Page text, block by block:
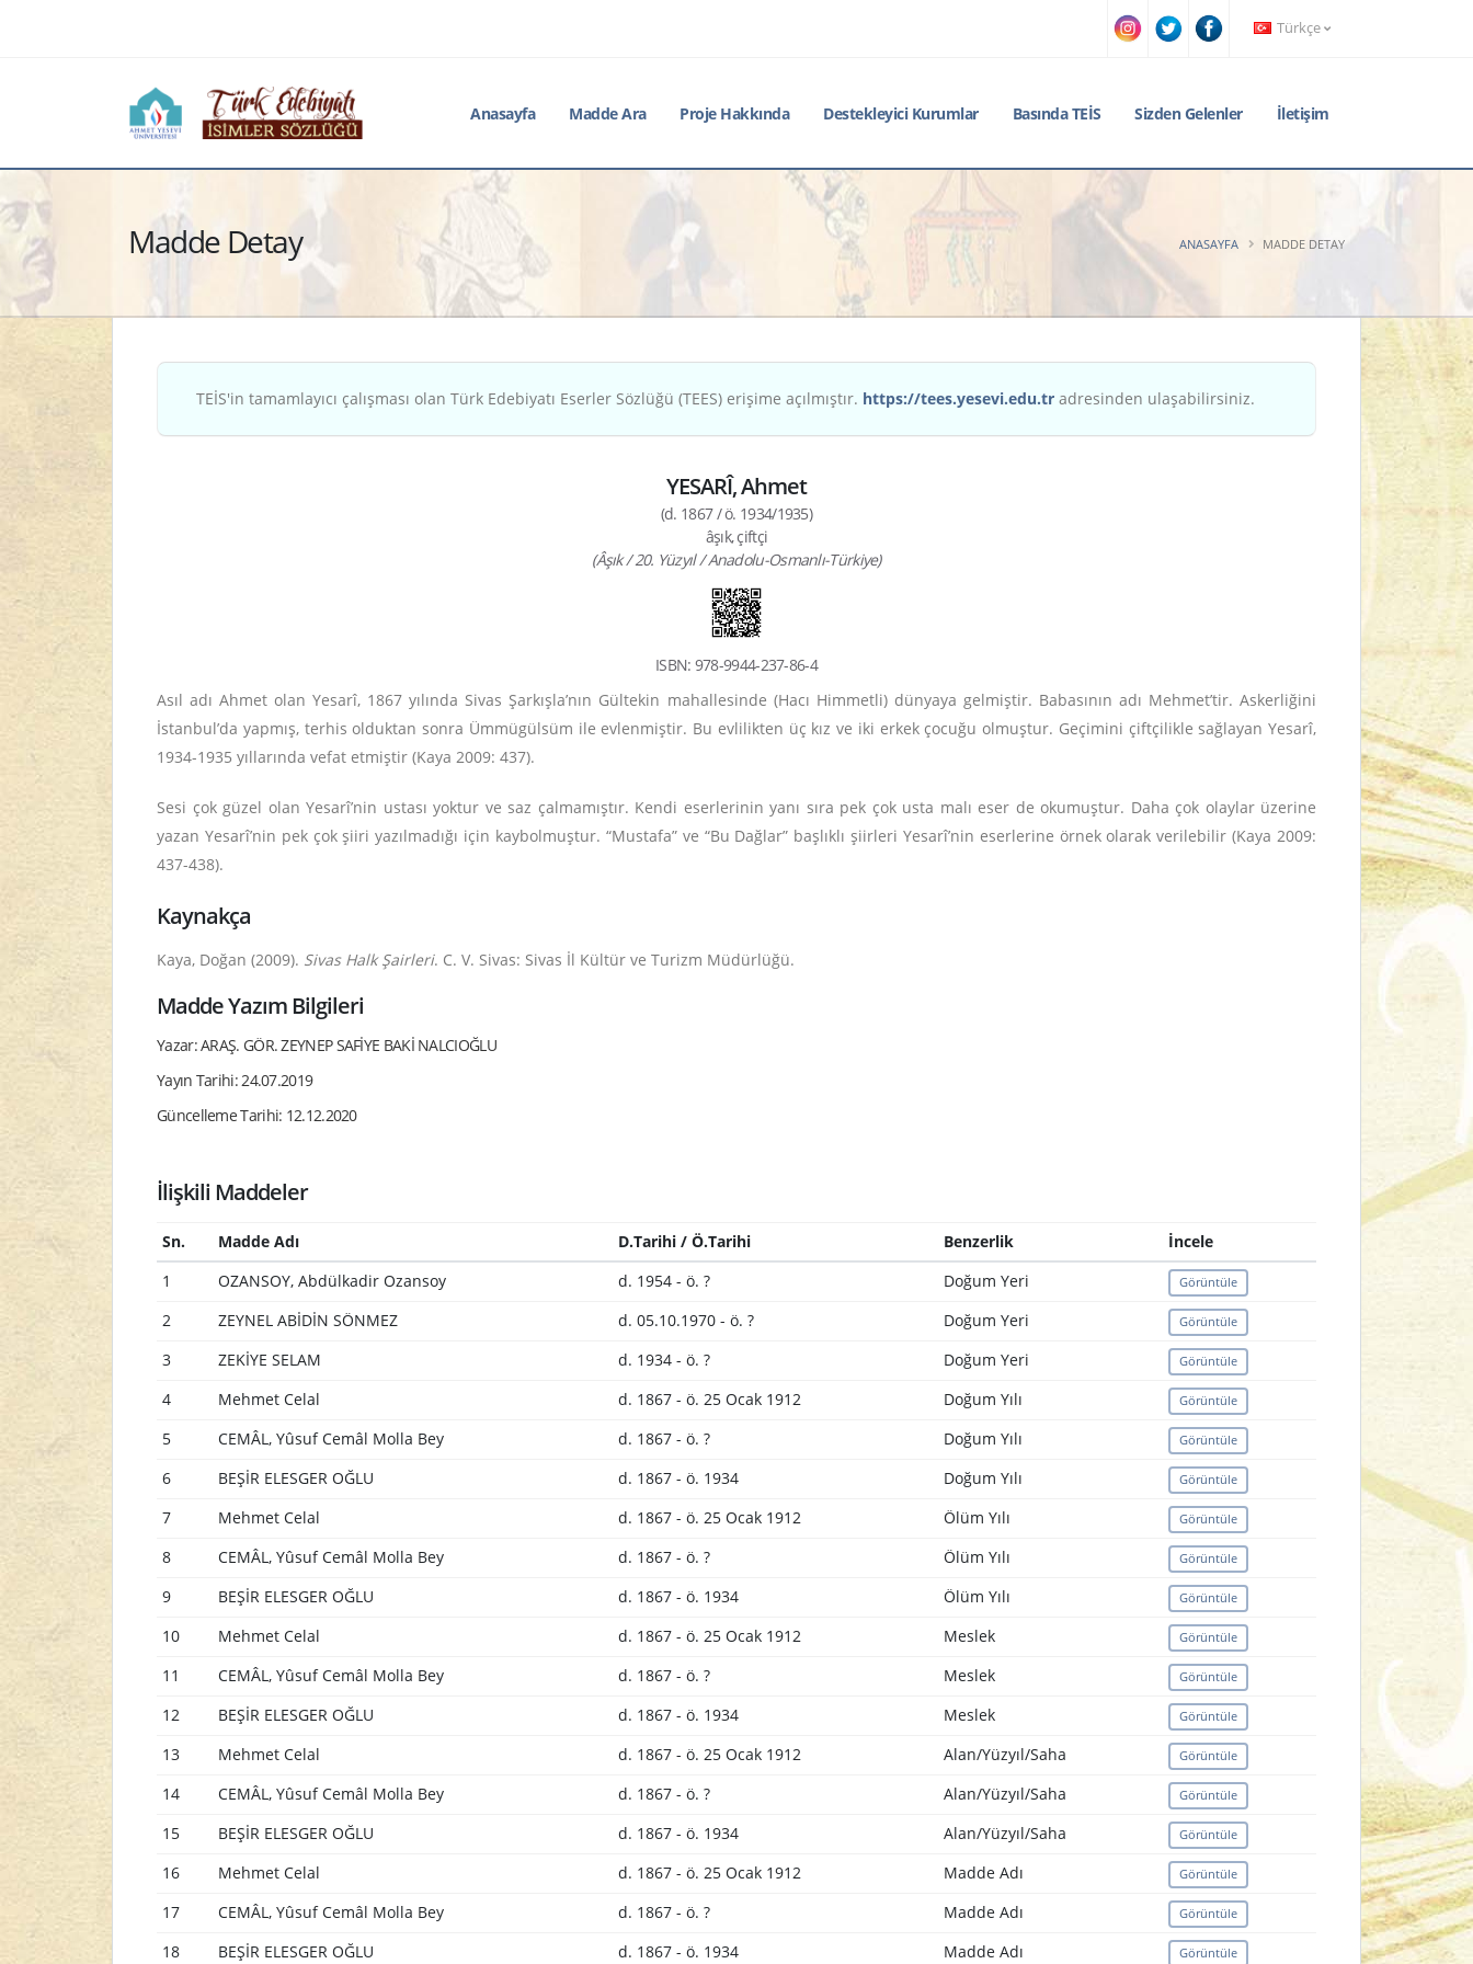
Türkçe
Anasayfa Madde Ara Proje Hakkında Destekleyici Kurumlar Basında TEİS Sizden Gelenler İletişim
Madde Detay ANASAYFA MADDE DETAY
TEİS'in tamamlayıcı çalışması olan Türk Edebiyatı Eserler Sözlüğü (TEES) erişime açılmıştır. https://tees.yesevi.edu.tr adresinden ulaşabilirsiniz.
YESARÎ, Ahmet
(d. 1867 / ö. 1934/1935)
âşık, çiftçi
(Âşık / 20. Yüzyıl / Anadolu-Osmanlı-Türkiye)
ISBN: 978-9944-237-86-4
Asıl adı Ahmet olan Yesarî, 1867 yılında Sivas Şarkışla’nın Gültekin mahallesinde (Hacı Himmetli) dünyaya gelmiştir. Babasının adı Mehmet’tir. Askerliğini
İstanbul’da yapmış, terhis olduktan sonra Ümmügülsüm ile evlenmiştir. Bu evlilikten üç kız ve iki erkek çocuğu olmuştur. Geçimini çiftçilikle sağlayan Yesarî,
1934-1935 yıllarında vefat etmiştir (Kaya 2009: 437).
Sesi çok güzel olan Yesarî’nin ustası yoktur ve saz çalmamıştır. Kendi eserlerinin yanı sıra pek çok usta malı eser de okumuştur. Daha çok olaylar üzerine
yazan Yesarî’nin pek çok şiiri yazılmadığı için kaybolmuştur. “Mustafa” ve “Bu Dağlar” başlıklı şiirleri Yesarî’nin eserlerine örnek olarak verilebilir (Kaya 2009:
437-438).
Kaynakça
Kaya, Doğan (2009). Sivas Halk Şairleri. C. V. Sivas: Sivas İl Kültür ve Turizm Müdürlüğü.
Madde Yazım Bilgileri
Yazar: ARAŞ. GÖR. ZEYNEP SAFİYE BAKİ NALCIOĞLU
Yayın Tarihi: 24.07.2019
Güncelleme Tarihi: 12.12.2020
İlişkili Maddeler
Sn. Madde Adı D.Tarihi / Ö.Tarihi Benzerlik
İncele
1
OZANSOY, Abdülkadir Ozansoy d. 1954 - ö. ? Doğum Yeri Görüntüle
2 ZEYNEL ABİDİN SÖNMEZ d. 05.10.1970 - ö. ? Doğum Yeri Görüntüle
3 ZEKİYE SELAM d. 1934 - ö. ? Doğum Yeri Görüntüle
4 Mehmet Celal d. 1867 - ö. 25 Ocak 1912 Doğum Yılı Görüntüle
5 CEMÂL, Yûsuf Cemâl Molla Bey d. 1867 - ö. ? Doğum Yılı Görüntüle
6 BEŞİR ELESGER OĞLU d. 1867 - ö. 1934 Doğum Yılı Görüntüle
7 Mehmet Celal d. 1867 - ö. 25 Ocak 1912 Ölüm Yılı Görüntüle
8 CEMÂL, Yûsuf Cemâl Molla Bey d. 1867 - ö. ? Ölüm Yılı Görüntüle
9 BEŞİR ELESGER OĞLU d. 1867 - ö. 1934 Ölüm Yılı Görüntüle
10 Mehmet Celal d. 1867 - ö. 25 Ocak 1912 Meslek Görüntüle
11 CEMÂL, Yûsuf Cemâl Molla Bey d. 1867 - ö. ? Meslek Görüntüle
12 BEŞİR ELESGER OĞLU d. 1867 - ö. 1934 Meslek Görüntüle
13 Mehmet Celal d. 1867 - ö. 25 Ocak 1912 Alan/Yüzyıl/Saha Görüntüle
14 CEMÂL, Yûsuf Cemâl Molla Bey d. 1867 - ö. ? Alan/Yüzyıl/Saha Görüntüle
15 BEŞİR ELESGER OĞLU d. 1867 - ö. 1934 Alan/Yüzyıl/Saha Görüntüle
16 Mehmet Celal d. 1867 - ö. 25 Ocak 1912 Madde Adı Görüntüle
17 CEMÂL, Yûsuf Cemâl Molla Bey d. 1867 - ö. ? Madde Adı Görüntüle
18 BEŞİR ELESGER OĞLU d. 1867 - ö. 1934 Madde Adı Görüntüle